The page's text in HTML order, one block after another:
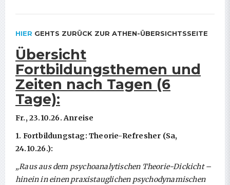
HIER GEHTS ZURÜCK ZUR ATHEN-ÜBERSICHTSSEITE
Übersicht
Fortbildungsthemen und
Zeiten nach Tagen (6
Tage):
Fr., 23.10.26. Anreise
1. Fortbildungstag: Theorie-Refresher (Sa,
24.10.26.):
„Raus aus dem psychoanalytischen Theorie-Dickicht –
hinein in einen praxistauglichen psychodynamischen